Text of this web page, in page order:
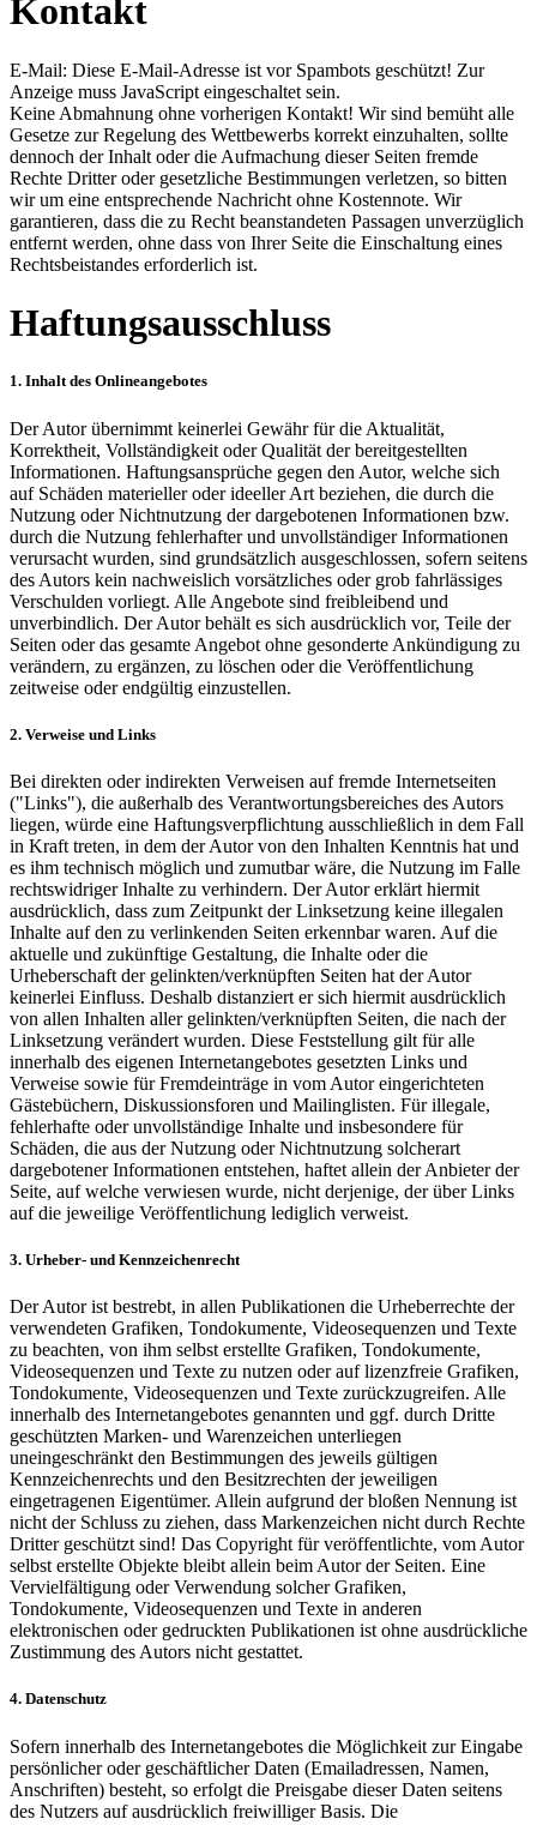
Kontakt
E-Mail: Diese E-Mail-Adresse ist vor Spambots geschützt! Zur
Anzeige muss JavaScript eingeschaltet sein.
Keine Abmahnung ohne vorherigen Kontakt! Wir sind bemüht alle
Gesetze zur Regelung des Wettbewerbs korrekt einzuhalten, sollte
dennoch der Inhalt oder die Aufmachung dieser Seiten fremde
Rechte Dritter oder gesetzliche Bestimmungen verletzen, so bitten
wir um eine entsprechende Nachricht ohne Kostennote. Wir
garantieren, dass die zu Recht beanstandeten Passagen unverzüglich
entfernt werden, ohne dass von Ihrer Seite die Einschaltung eines
Rechtsbeistandes erforderlich ist.
Haftungsausschluss
1. Inhalt des Onlineangebotes
Der Autor übernimmt keinerlei Gewähr für die Aktualität,
Korrektheit, Vollständigkeit oder Qualität der bereitgestellten
Informationen. Haftungsansprüche gegen den Autor, welche sich
auf Schäden materieller oder ideeller Art beziehen, die durch die
Nutzung oder Nichtnutzung der dargebotenen Informationen bzw.
durch die Nutzung fehlerhafter und unvollständiger Informationen
verursacht wurden, sind grundsätzlich ausgeschlossen, sofern seitens
des Autors kein nachweislich vorsätzliches oder grob fahrlässiges
Verschulden vorliegt. Alle Angebote sind freibleibend und
unverbindlich. Der Autor behält es sich ausdrücklich vor, Teile der
Seiten oder das gesamte Angebot ohne gesonderte Ankündigung zu
verändern, zu ergänzen, zu löschen oder die Veröffentlichung
zeitweise oder endgültig einzustellen.
2. Verweise und Links
Bei direkten oder indirekten Verweisen auf fremde Internetseiten
("Links"), die außerhalb des Verantwortungsbereiches des Autors
liegen, würde eine Haftungsverpflichtung ausschließlich in dem Fall
in Kraft treten, in dem der Autor von den Inhalten Kenntnis hat und
es ihm technisch möglich und zumutbar wäre, die Nutzung im Falle
rechtswidriger Inhalte zu verhindern. Der Autor erklärt hiermit
ausdrücklich, dass zum Zeitpunkt der Linksetzung keine illegalen
Inhalte auf den zu verlinkenden Seiten erkennbar waren. Auf die
aktuelle und zukünftige Gestaltung, die Inhalte oder die
Urheberschaft der gelinkten/verknüpften Seiten hat der Autor
keinerlei Einfluss. Deshalb distanziert er sich hiermit ausdrücklich
von allen Inhalten aller gelinkten/verknüpften Seiten, die nach der
Linksetzung verändert wurden. Diese Feststellung gilt für alle
innerhalb des eigenen Internetangebotes gesetzten Links und
Verweise sowie für Fremdeinträge in vom Autor eingerichteten
Gästebüchern, Diskussionsforen und Mailinglisten. Für illegale,
fehlerhafte oder unvollständige Inhalte und insbesondere für
Schäden, die aus der Nutzung oder Nichtnutzung solcherart
dargebotener Informationen entstehen, haftet allein der Anbieter der
Seite, auf welche verwiesen wurde, nicht derjenige, der über Links
auf die jeweilige Veröffentlichung lediglich verweist.
3. Urheber- und Kennzeichenrecht
Der Autor ist bestrebt, in allen Publikationen die Urheberrechte der
verwendeten Grafiken, Tondokumente, Videosequenzen und Texte
zu beachten, von ihm selbst erstellte Grafiken, Tondokumente,
Videosequenzen und Texte zu nutzen oder auf lizenzfreie Grafiken,
Tondokumente, Videosequenzen und Texte zurückzugreifen. Alle
innerhalb des Internetangebotes genannten und ggf. durch Dritte
geschützten Marken- und Warenzeichen unterliegen
uneingeschränkt den Bestimmungen des jeweils gültigen
Kennzeichenrechts und den Besitzrechten der jeweiligen
eingetragenen Eigentümer. Allein aufgrund der bloßen Nennung ist
nicht der Schluss zu ziehen, dass Markenzeichen nicht durch Rechte
Dritter geschützt sind! Das Copyright für veröffentlichte, vom Autor
selbst erstellte Objekte bleibt allein beim Autor der Seiten. Eine
Vervielfältigung oder Verwendung solcher Grafiken,
Tondokumente, Videosequenzen und Texte in anderen
elektronischen oder gedruckten Publikationen ist ohne ausdrückliche
Zustimmung des Autors nicht gestattet.
4. Datenschutz
Sofern innerhalb des Internetangebotes die Möglichkeit zur Eingabe
persönlicher oder geschäftlicher Daten (Emailadressen, Namen,
Anschriften) besteht, so erfolgt die Preisgabe dieser Daten seitens
des Nutzers auf ausdrücklich freiwilliger Basis. Die